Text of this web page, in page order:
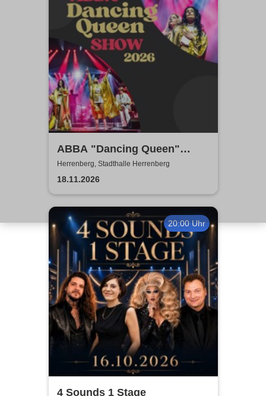
ABBA "Dancing Queen"
Show 2026
Herrenberg, Stadthalle Herrenberg
18.11.2026
20:00 Uhr
4 Sounds 1 Stage